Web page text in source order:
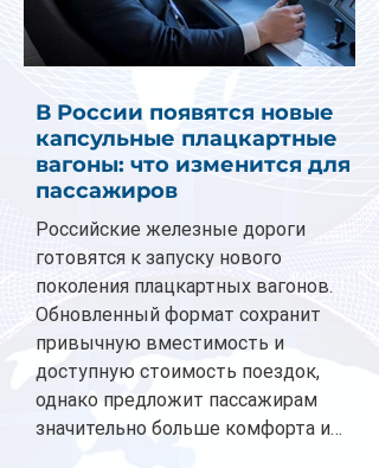
В России появятся новые
капсульные плацкартные
вагоны: что изменится для
пассажиров
Российские железные дороги
готовятся к запуску нового
поколения плацкартных вагонов.
Обновленный формат сохранит
привычную вместимость и
доступную стоимость поездок,
однако предложит пассажирам
значительно больше комфорта и